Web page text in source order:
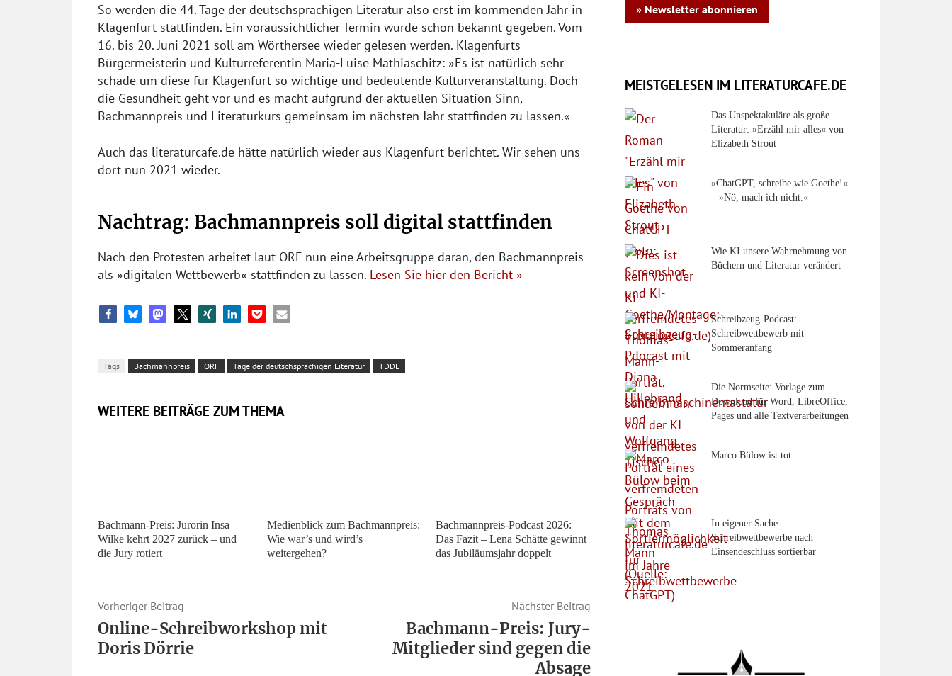
So werden die 44. Tage der deutschsprachigen Literatur also erst im kommenden Jahr in
Klagenfurt stattfinden. Ein voraussichtlicher Termin wurde schon bekannt gegeben. Vom
16. bis 20. Juni 2021 soll am Wörthersee wieder gelesen werden. Klagenfurts
Bürgermeisterin und Kulturreferentin Maria-Luise Mathiaschitz: »Es ist natürlich sehr
schade um diese für Klagenfurt so wichtige und bedeutende Kulturveranstaltung. Doch
die Gesundheit geht vor und es macht aufgrund der aktuellen Situation Sinn,
Bachmannpreis und Literaturkurs gemeinsam im nächsten Jahr stattfinden zu lassen.«
Auch das literaturcafe.de hätte natürlich wieder aus Klagenfurt berichtet. Wir sehen uns
dort nun 2021 wieder.
Nachtrag: Bachmannpreis soll digital stattfinden
Nach den Protesten arbeitet laut ORF nun eine Arbeitsgruppe daran, den Bachmannpreis
als »digitalen Wettbewerb« stattfinden zu lassen. Lesen Sie hier den Bericht »
Tags Bachmannpreis ORF Tage der deutschsprachigen Literatur TDDL
WEITERE BEITRÄGE ZUM THEMA
Bachmann-Preis: Jurorin Insa
Wilke kehrt 2027 zurück – und
die Jury rotiert
Medienblick zum Bachmannpreis:
Wie war’s und wird’s
weitergehen?
Bachmannpreis-Podcast 2026:
Das Fazit – Lena Schätte gewinnt
das Jubiläumsjahr doppelt
Vorheriger Beitrag
Online-Schreibworkshop mit
Doris Dörrie
Nächster Beitrag
Bachmann-Preis: Jury-
Mitglieder sind gegen die
Absage
» Newsletter abonnieren
MEISTGELESEN IM LITERATURCAFE.DE
Das Unspektakuläre als große
Literatur: »Erzähl mir alles« von
Elizabeth Strout
»ChatGPT, schreibe wie Goethe!«
– »Nö, mach ich nicht.«
Wie KI unsere Wahrnehmung von
Büchern und Literatur verändert
Schreibzeug-Podcast:
Schreibwettbewerb mit
Sommeranfang
Die Normseite: Vorlage zum
Download für Word, LibreOffice,
Pages und alle Textverarbeitungen
Marco Bülow ist tot
In eigener Sache:
Schreibwettbewerbe nach
Einsendeschluss sortierbar